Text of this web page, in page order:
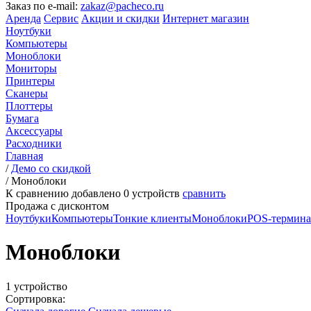
Заказ по e-mail: zakaz@pacheco.ru
Аренда Сервис Акции и скидки Интернет магазин
Ноутбуки
Компьютеры
Моноблоки
Мониторы
Принтеры
Сканеры
Плоттеры
Бумага
Аксессуары
Расходники
Главная
/ Демо со скидкой
/Моноблоки
К сравнению добавлено 0 устройств сравнить
Продажа с дисконтом
НоутбукиКомпьютерыТонкие клиентыМоноблокиPOS-
Моноблоки
1 устройство
Сортировка: